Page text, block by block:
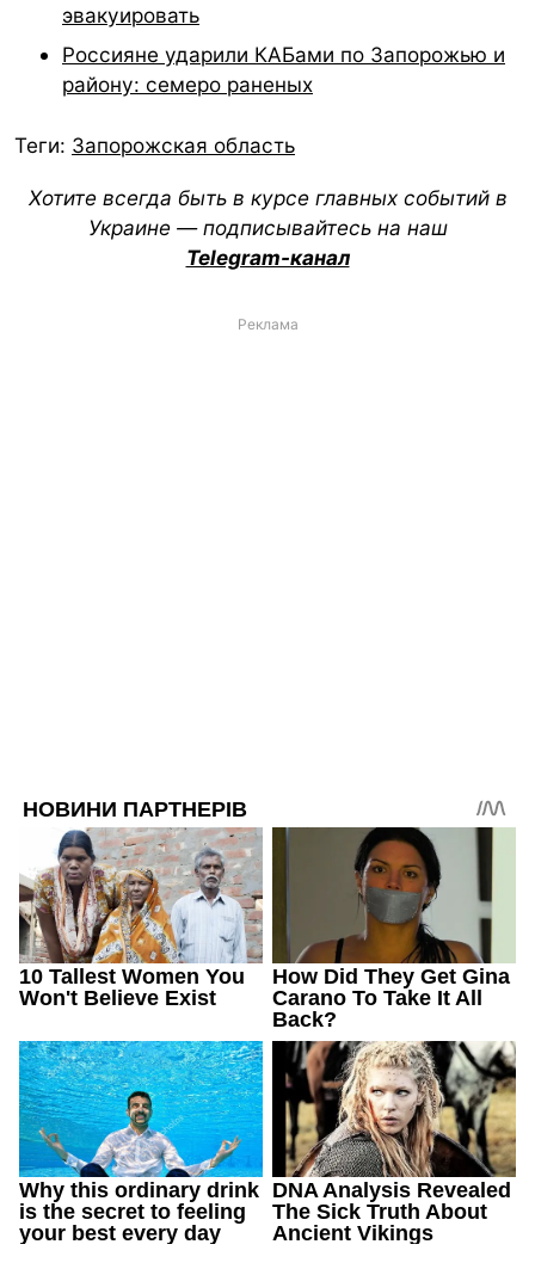
эвакуировать
Россияне ударили КАБами по Запорожью и
району: семеро раненых
Теги: Запорожская область
Хотите всегда быть в курсе главных событий в
Украине — подписывайтесь на наш
Telegram-канал
Реклама